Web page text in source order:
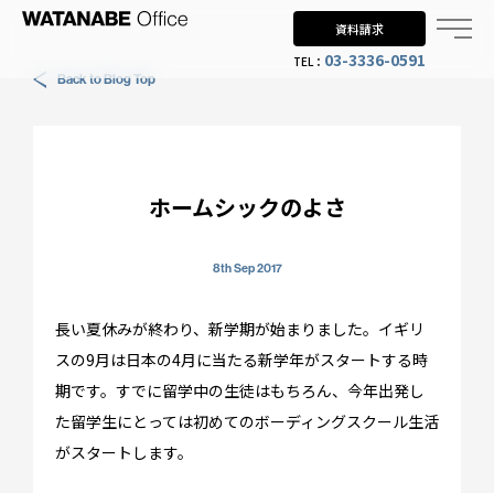
資料請求
TEL： 03-3336-0591
Why WO?
渡邊オフィスを選ぶ理由
About us
Planning
留学までの流れ
Back to Blog Top
ホームシックのよさ
8th Sep 2017
長い夏休みが終わり、新学期が始まりました。イギリ
スの9月は日本の4月に当たる新学年がスタートする時
期です。すでに留学中の生徒はもちろん、今年出発し
た留学生にとっては初めてのボーディングスクール生活
がスタートします。